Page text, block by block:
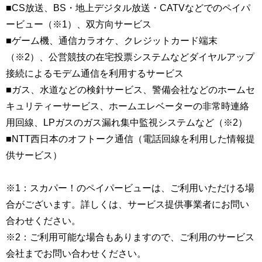
■CS放送、BS・地上デジタル放送・CATVなどでのペイパ
ービュー（※1）、双方向サービス
■ゲーム機、通信カラオケ、クレジットカード端末
（※2）、公営競技の在宅投票システムなどダイヤルアップ
接続によるモデム通信を利用するサービス
■ガス、水道などの検針サービス、警備会社などのホームセ
キュリティーサービス、ホームエレベーターの非常時連絡
用回線、LPガスのガス漏れ集中監視システムなど（※2）
■NTT西日本のオフトーク通信（電話回線を利用した情報提
供サービス）
※1：スカパー！のペイパービューは、ご利用いただける場
合がございます。詳しくは、サービス提供事業者にお問い
合わせください。
※2：ご利用可能な場合もありますので、ご利用のサービス
会社までお問い合わせください。